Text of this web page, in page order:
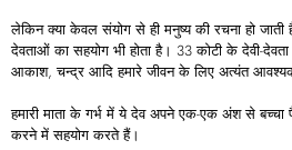
लेकिन क्या केवल संयोग से ही मनुष्य की रचना हो
देवताओं का सहयोग भी होता है। 33 कोटी के देवी-
आकाश, चन्द्र आदि हमारे जीवन के लिए अत्यंत
हमारी माता के गर्भ में ये देव अपने एक-एक अंश से
करने में सहयोग करते हैं।